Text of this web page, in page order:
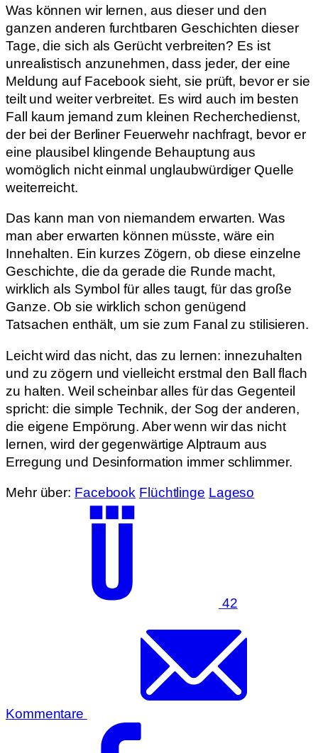
Was können wir lernen, aus dieser und den
ganzen anderen furchtbaren Geschichten dieser
Tage, die sich als Gerücht verbreiten? Es ist
unrealistisch anzunehmen, dass jeder, der eine
Meldung auf Facebook sieht, sie prüft, bevor er sie
teilt und weiter verbreitet. Es wird auch im besten
Fall kaum jemand zum kleinen Recherchedienst,
der bei der Berliner Feuerwehr nachfragt, bevor er
eine plausibel klingende Behauptung aus
womöglich nicht einmal unglaubwürdiger Quelle
weiterreicht.
Das kann man von niemandem erwarten. Was
man aber erwarten können müsste, wäre ein
Innehalten. Ein kurzes Zögern, ob diese einzelne
Geschichte, die da gerade die Runde macht,
wirklich als Symbol für alles taugt, für das große
Ganze. Ob sie wirklich schon genügend
Tatsachen enthält, um sie zum Fanal zu stilisieren.
Leicht wird das nicht, das zu lernen: innezuhalten
und zu zögern und vielleicht erstmal den Ball flach
zu halten. Weil scheinbar alles für das Gegenteil
spricht: die simple Technik, der Sog der anderen,
die eigene Empörung. Aber wenn wir das nicht
lernen, wird der gegenwärtige Alptraum aus
Erregung und Desinformation immer schlimmer.
Mehr über: Facebook Flüchtlinge Lageso
42
Kommentare